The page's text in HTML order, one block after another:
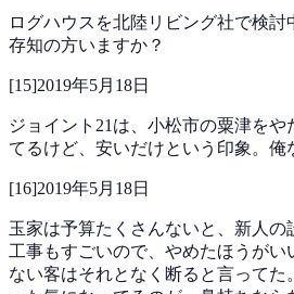
ログハウスを北陸リビング社で検討
存知の方いますか？
[15]2019年5月18日
ジョイント21は、小松市の粟津を
てるけど、安いだけという印象。俺
[16]2019年5月18日
玉家は予算たくさんないと、新人の
工事もすごいので、やめたほうが
ない客はそれとなく断ると言ってた